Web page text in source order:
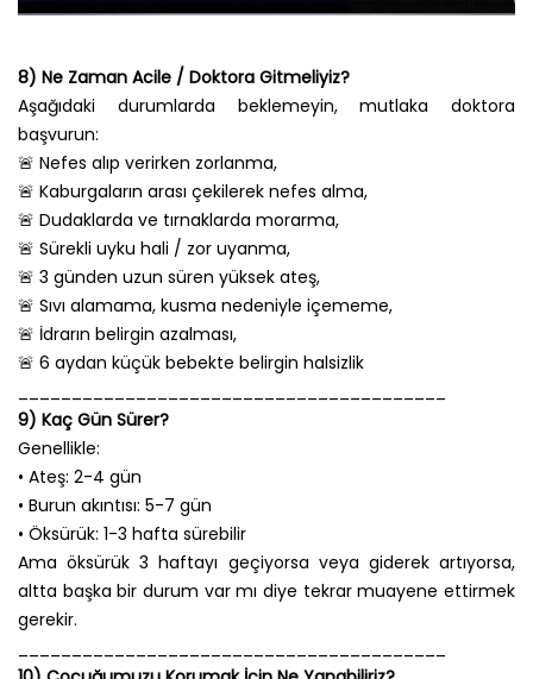
8) Ne Zaman Acile / Doktora Gitmeliyiz?
Aşağıdaki durumlarda beklemeyin, mutlaka doktora
başvurun:
🚨 Nefes alıp verirken zorlanma,
🚨 Kaburgaların arası çekilerek nefes alma,
🚨 Dudaklarda ve tırnaklarda morarma,
🚨 Sürekli uyku hali / zor uyanma,
🚨 3 günden uzun süren yüksek ateş,
🚨 Sıvı alamama, kusma nedeniyle içememe,
🚨 İdrarın belirgin azalması,
🚨 6 aydan küçük bebekte belirgin halsizlik
9) Kaç Gün Sürer?
Genellikle:
• Ateş: 2-4 gün
• Burun akıntısı: 5-7 gün
• Öksürük: 1-3 hafta sürebilir
Ama öksürük 3 haftayı geçiyorsa veya giderek artıyorsa,
altta başka bir durum var mı diye tekrar muayene ettirmek
gerekir.